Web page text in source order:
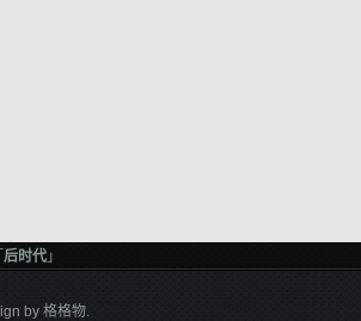
后时代 」
by 格格物.